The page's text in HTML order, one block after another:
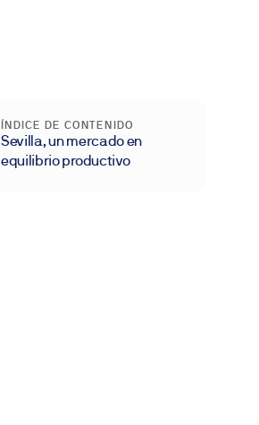
ÍNDICE DE CONTENIDO
Sevilla, un mercado en
equilibrio productivo